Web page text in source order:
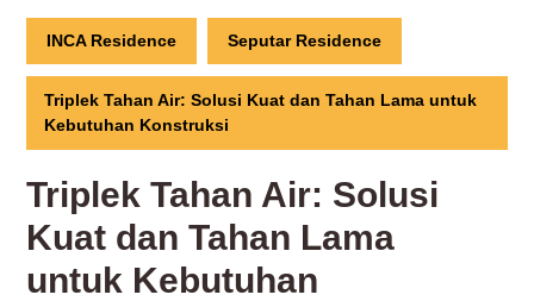
Menu
INCA Residence Seputar Residence
Triplek Tahan Air: Solusi Kuat dan Tahan Lama untuk
Kebutuhan Konstruksi
Triplek Tahan Air: Solusi
Kuat dan Tahan Lama
untuk Kebutuhan